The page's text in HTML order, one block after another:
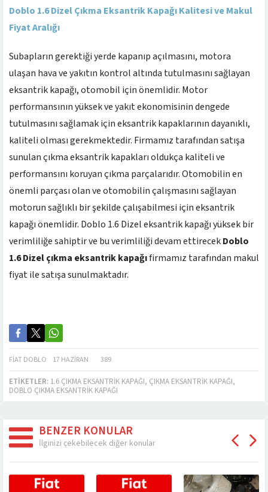
Doblo 1.6 Dizel Çıkma Eksantrik Kapağı Kalitesi ve Makul
Fiyat Aralığı
Subapların gerektiği yerde kapanıp açılmasını, motora
ulaşan hava ve yakıtın kontrol altında tutulmasını sağlayan
eksantrik kapağı, otomobil için önemlidir. Motor
performansının yüksek ve yakıt ekonomisinin dengede
tutulmasını sağlamak için eksantrik kapaklarının dayanıklı,
kaliteli olması gerekmektedir. Firmamız tarafından satışa
sunulan çıkma eksantrik kapakları oldukça kaliteli ve
performansını koruyan çıkma parçalarıdır. Otomobilin en
önemli parçası olan ve otomobilin çalışmasını sağlayan
motorun sağlıklı bir şekilde çalışabilmesi için eksantrik
kapağı önemlidir. Doblo 1.6 Dizel eksantrik kapağı yüksek bir
verimliliğe sahiptir ve bu verimliliği devam ettirecekDoblo
1.6 Dizel çıkma eksantrik kapağıfirmamız tarafından makul
fiyat ile satışa sunulmaktadır.
FIAT DOBLO 17 HAZIRAN 389
ETIKETLER: 1.6 ÇIKMA EKSANTRIK KAPAĞI, ÇIKMA EKSANTRIK KAPAĞI,
DOBLO ÇIKMA EKSANTRIK KAPAĞI
BENZER KONULAR
İlginizi çekebilecek diğer konular